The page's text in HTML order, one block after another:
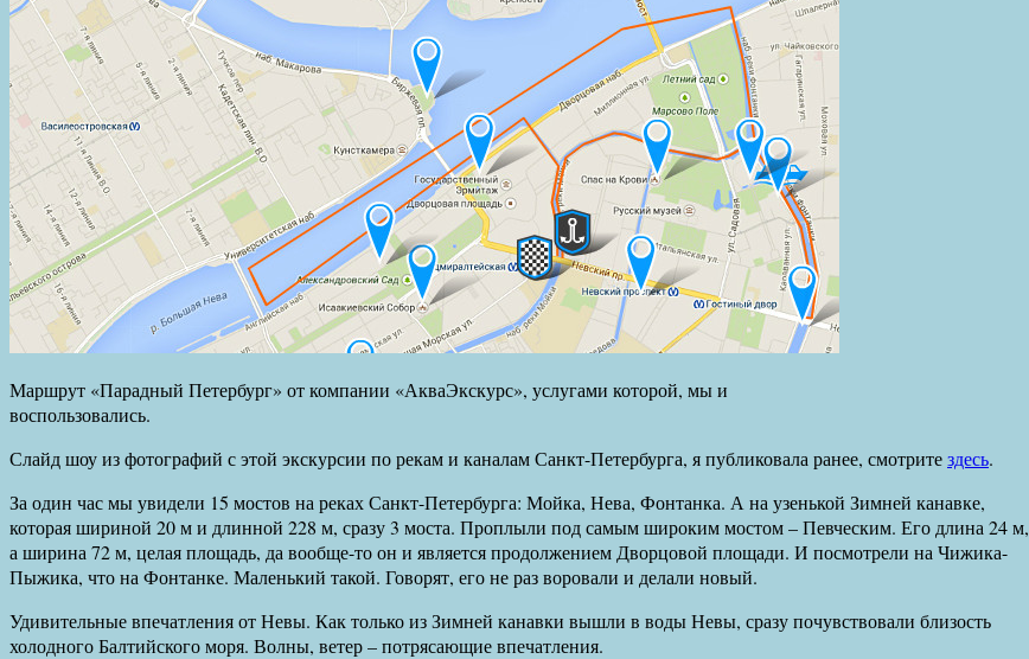
Маршрут «Парадный Петербург» от компании «АкваЭкскурс», услугами которой, мы и
воспользовались.
Слайд шоу из фотографий с этой экскурсии по рекам и каналам Санкт-Петербурга, я публиковала ранее, смотритездесь.
За один час мы увидели 15 мостов на реках Санкт-Петербурга: Мойка, Нева, Фонтанка. А на узенькой Зимней канавке,
которая шириной 20 м и длинной 228 м, сразу 3 моста. Проплыли под самым широким мостом – Певческим. Его длина 24 м,
а ширина 72 м, целая площадь, да вообще-то он и является продолжением Дворцовой площади. И посмотрели на Чижика-
Пыжика, что на Фонтанке. Маленький такой. Говорят, его не раз воровали и делали новый.
Удивительные впечатления от Невы. Как только из Зимней канавки вышли в воды Невы, сразу почувствовали близость
холодного Балтийского моря. Волны, ветер – потрясающие впечатления.